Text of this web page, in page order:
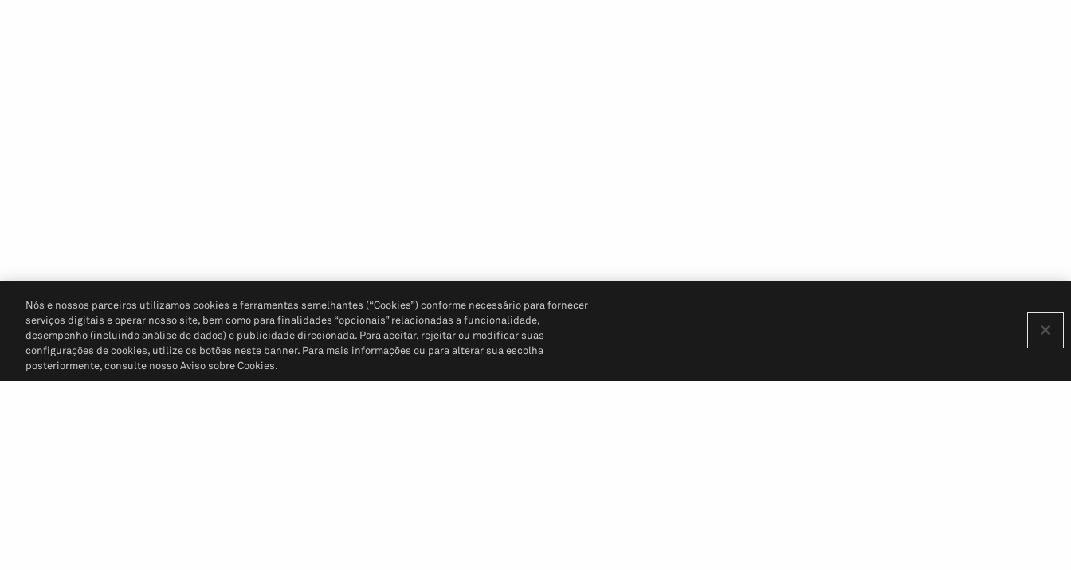
Nós e nossos parceiros utilizamos cookies e ferramentas semelhantes (“Cookies”) conforme necessário para fornecer
serviços digitais e operar nosso site, bem como para finalidades “opcionais” relacionadas a funcionalidade,
desempenho (incluindo análise de dados) e publicidade direcionada. Para aceitar, rejeitar ou modificar suas
configurações de cookies, utilize os botões neste banner. Para mais informações ou para alterar sua escolha
posteriormente, consulte nosso Aviso sobre Cookies.